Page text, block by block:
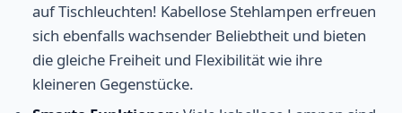
auf Tischleuchten! Kabellose Stehlampen erfreuen
sich ebenfalls wachsender Beliebtheit und bieten
die gleiche Freiheit und Flexibilität wie ihre
kleineren Gegenstücke.